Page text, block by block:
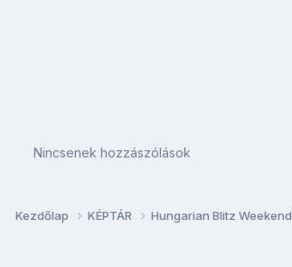
Nincsenek hozzászólások
Kezdőlap KÉPTÁR Hungarian Blitz Weekend